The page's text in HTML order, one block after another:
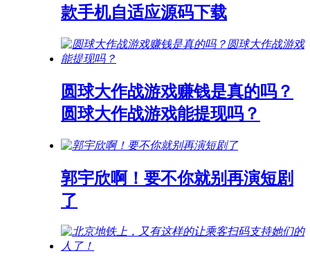
款手机自适应源码下载
圆球大作战游戏赚钱是真的吗？
圆球大作战游戏能提现吗？
郭宇欣啊！要不你就别再演短剧
了